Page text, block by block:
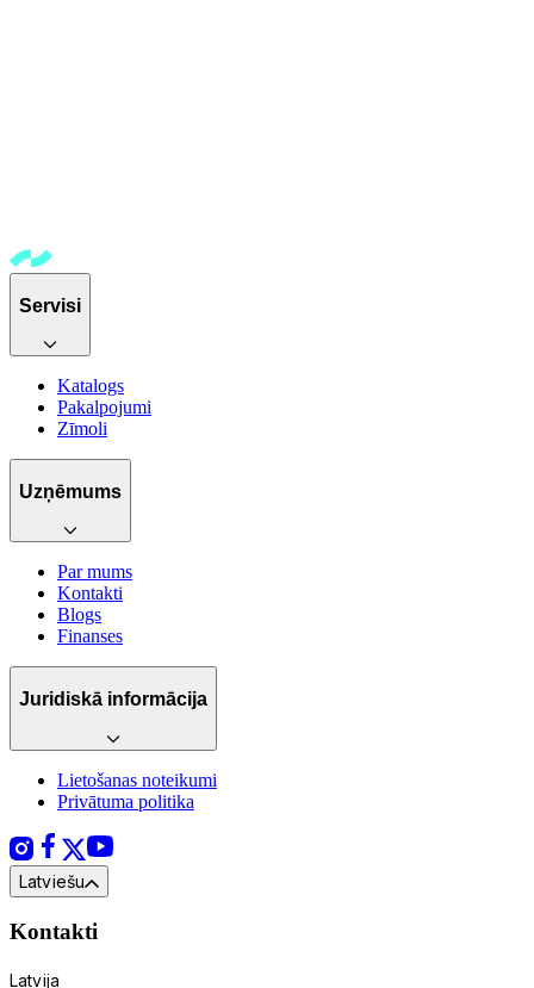
Servisi
Katalogs
Pakalpojumi
Zīmoli
Uzņēmums
Par mums
Kontakti
Blogs
Finanses
Juridiskā informācija
Lietošanas noteikumi
Privātuma politika
Latviešu
Kontakti
Latvija